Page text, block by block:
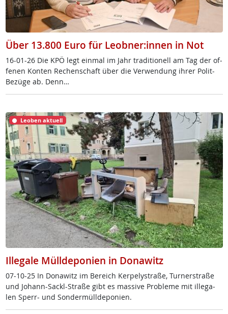
Über 13.800 Euro für Leobner:innen in Not
16-01-26 Die KPÖ legt ein­mal im Jahr tra­di­tio­nell am Tag der of­
fe­nen Kon­ten Re­chen­schaft über die Ver­wen­dung ih­rer Po­lit-
Be­zü­ge ab. Denn…
Leoben aktuell
Illegale Mülldeponien in Donawitz
07-10-25 In Do­na­witz im Be­reich Ker­pe­ly­stra­ße, Tur­ner­stra­ße
und Jo­hann-Sackl-Stra­ße gibt es mas­si­ve Pro­b­le­me mit il­le­ga­
len Sperr- und Son­der­müll­de­po­ni­en.